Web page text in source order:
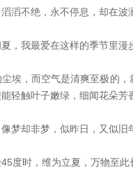
滔不绝，永不停息，却在波
，我最爱在这样的季节里漫
埃，而空气是清爽至极的
轻触叶子嫩绿，细闻花朵芳
梦却非梦，似昨日，又似旧
45度时，维为立夏，万物至